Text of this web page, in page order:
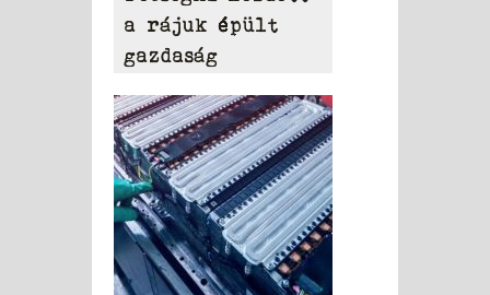
a rájuk épült
gazdaság